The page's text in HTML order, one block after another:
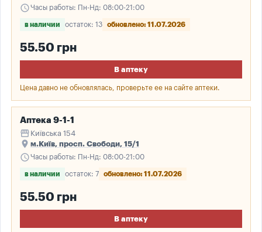
scheduleЧасы работы: Пн-Нд: 08:00-21:00
в наличии остаток: 13 обновлено: 11.07.2026
55.50 грн
В аптеку
Цена давно не обновлялась, проверьте ее на сайте аптеки.
Аптека 9-1-1
storefront Київська 154
place м.Київ, просп. Свободи, 15/1
scheduleЧасы работы: Пн-Нд: 08:00-21:00
в наличии остаток: 7 обновлено: 11.07.2026
55.50 грн
В аптеку